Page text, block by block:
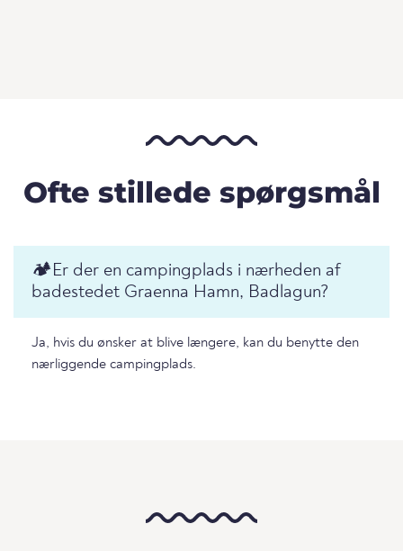
Ofte stillede spørgsmål
🏕️️Er der en campingplads i nærheden af
badestedet Graenna Hamn, Badlagun?
Ja, hvis du ønsker at blive længere, kan du benytte den
nærliggende campingplads.